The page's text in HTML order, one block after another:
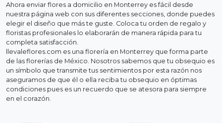
Ahora enviar flores a domicilio en Monterrey es fácil desde
nuestra página web con sus diferentes secciones, donde puedes
elegir el diseño que más te guste. Coloca tu orden de regalo y
floristas profesionales lo elaborarán de manera rápida para tu
completa satisfacción.
llevaleflores.com es una florería en Monterrey que forma parte
de las florerías de México. Nosotros sabemos que tu obsequio es
un símbolo que transmite tus sentimientos por esta razón nos
aseguramos de que él o ella reciba tu obsequio en óptimas
condiciones pues es un recuerdo que se atesora para siempre
en el corazón.